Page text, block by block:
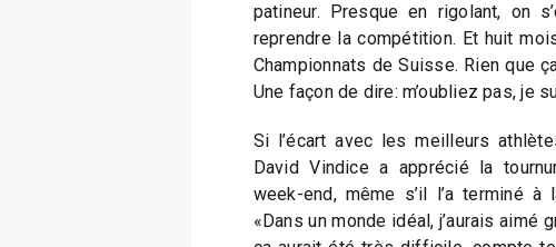
patineur. Presque en rigolant, on
reprendre la compétition. Et huit
Championnats de Suisse. Rien que
Une façon de dire: m’oubliez pas, je
Si l’écart avec les meilleurs
David Vindice a apprécié la
week-end, même s’il l’a terminé
«Dans un monde idéal, j’aurais aimé